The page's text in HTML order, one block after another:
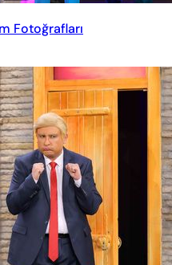
Fotoğrafları